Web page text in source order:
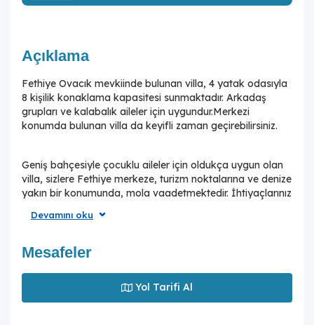
Açıklama
Fethiye Ovacık mevkiinde bulunan villa, 4 yatak odasıyla
8 kişilik konaklama kapasitesi sunmaktadır. Arkadaş
grupları ve kalabalık aileler için uygundur.Merkezi
konumda bulunan villa da keyifli zaman geçirebilirsiniz.
Geniş bahçesiyle çocuklu aileler için oldukça uygun olan
villa, sizlere Fethiye merkeze, turizm noktalarına ve denize
yakın bir konumunda, mola vaadetmektedir. İhtiyaçlarınız
terasına sahiptir ve havuz bahçe alanında kapasiteye
bulunmaktadır. Konforunuz gözetilerek tasarlanmış olan
açık mutfak; iki yatak odasında çift kişilik yatak;üç ve
dördüncü yatak odasında tek kişilik iki adet yatak
bulunmaktadır. İki yatak odasında ebeveyn banyosu
Devamını oku
Mesafeler
Yol Tarifi Al